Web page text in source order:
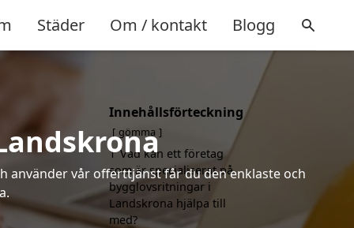
Städer Om / kontakt Blogg
använder vår offerttjänst får du den enklaste och
Innehållsförteckning
gömma
1 Vad kan ett företag
som är specialiserat på
bygglovsritningar i
Landskrona hjälpa till
med?